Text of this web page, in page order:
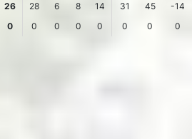
26 28 6 8 14 31 45
-14
0 0 0 0 0 0 0 0